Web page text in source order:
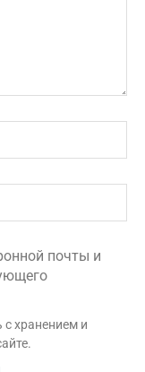
почты и
с хранением и